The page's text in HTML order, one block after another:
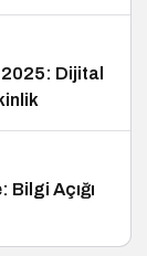
2025: Dijital
Açığı